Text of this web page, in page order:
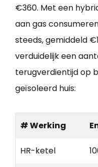
€360. Met een
aan gas
steeds, gemiddeld
verduidelijk een
terugverdientijd op
geïsoleerd huis:
# Werking
HR-ketel